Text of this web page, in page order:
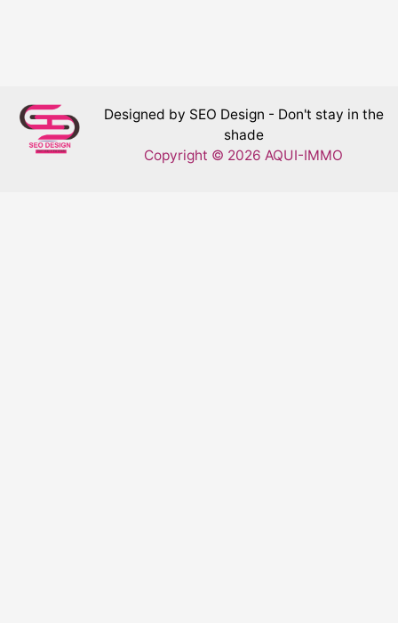
Designed by SEO Design - Don't stay in the
shade
Copyright © 2026 AQUI-IMMO